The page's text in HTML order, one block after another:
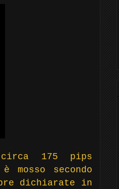
175 pips
mosso secondo
dichiarate in